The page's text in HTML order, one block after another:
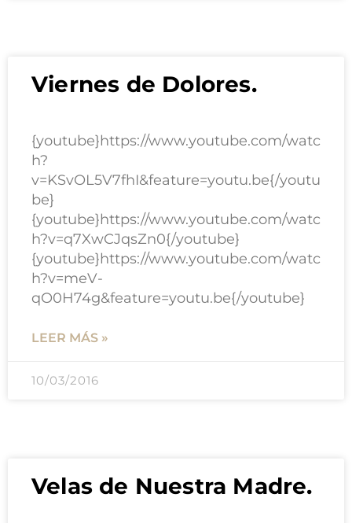
Viernes de Dolores.
{youtube}https://www.youtube.com/watc
h?
v=KSvOL5V7fhI&feature=youtu.be{/youtu
be}
{youtube}https://www.youtube.com/watc
h?v=q7XwCJqsZn0{/youtube}
{youtube}https://www.youtube.com/watc
h?v=meV-
qO0H74g&feature=youtu.be{/youtube}
LEER MÁS »
10/03/2016
Velas de Nuestra Madre.